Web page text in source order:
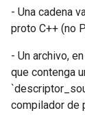
- Una cadena
proto C++ (no
- Un archivo,
que contenga
compilador de